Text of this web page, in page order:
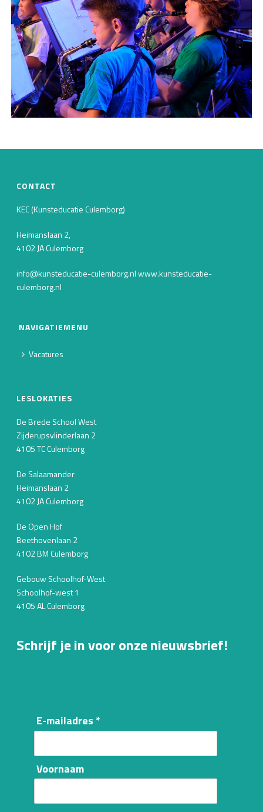
CONTACT
KEC (Kunsteducatie Culemborg)
Heimanslaan 2,
4102 JA Culemborg
info@kunsteducatie-culemborg.nl www.kunsteducatie-
culemborg.nl
NAVIGATIEMENU
Vacatures
LESLOKATIES
De Brede School West
Zijderupsvlinderlaan 2
4105 TC Culemborg
De Salaamander
Heimanslaan 2
4102 JA Culemborg
De Open Hof
Beethovenlaan 2
4102 BM Culemborg
Gebouw Schoolhof-West
Schoolhof-west 1
4105 AL Culemborg
Schrijf je in voor onze nieuwsbrief!
E-mailadres *
Voornaam